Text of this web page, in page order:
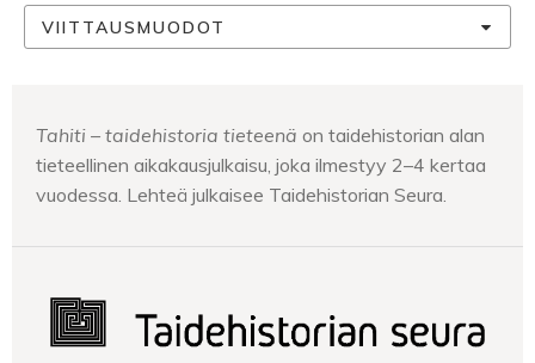
VIITTAUSMUODOT
Tahiti – taidehistoria tieteenä on taidehistorian alan
tieteellinen aikakausjulkaisu, joka ilmestyy 2–4 kertaa
vuodessa. Lehteä julkaisee Taidehistorian Seura.